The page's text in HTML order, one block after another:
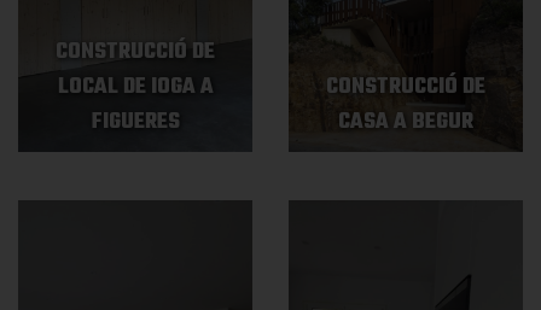
CONSTRUCCIÓ DE
LOCAL DE IOGA A
FIGUERES
CONSTRUCCIÓ DE
CASA A BEGUR